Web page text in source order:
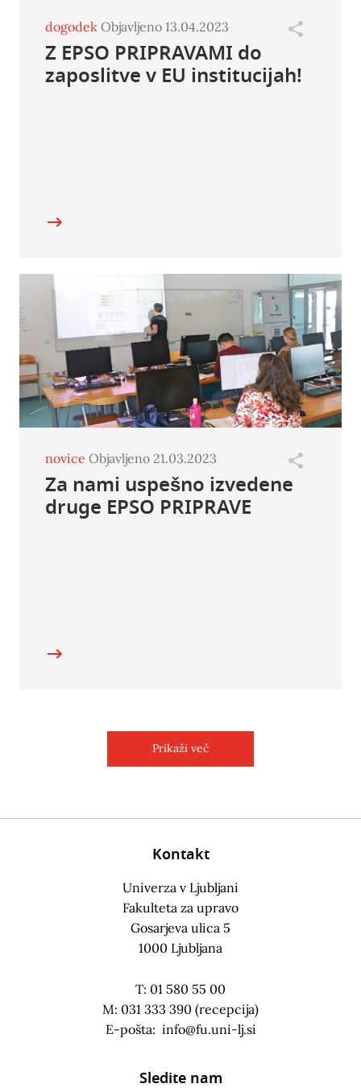
dogodek Objavljeno 13.04.2023
Z EPSO PRIPRAVAMI do
zaposlitve v EU institucijah!
novice Objavljeno 21.03.2023
Za nami uspešno izvedene
druge EPSO PRIPRAVE
Prikaži več
Kontakt
Univerza v Ljubljani
Fakulteta za upravo
Gosarjeva ulica 5
1000 Ljubljana
T: 01 580 55 00
M: 031 333 390 (recepcija)
E-pošta: info@fu.uni-lj.si
Sledite nam